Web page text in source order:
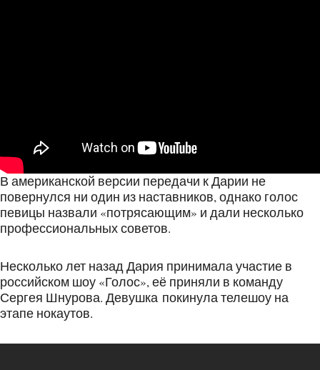
В американской версии передачи к Дарии не
повернулся ни один из наставников, однако голос
певицы назвали «потрясающим» и дали несколько
профессиональных советов.
Несколько лет назад Дария принимала участие в
российском шоу «Голос», её приняли в команду
Сергея Шнурова. Девушка покинула телешоу на
этапе нокаутов.